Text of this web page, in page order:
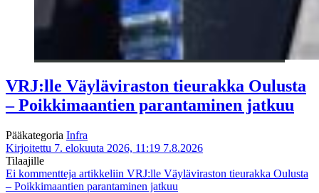
VRJ:lle Väyläviraston tieurakka Oulusta
– Poikkimaantien parantaminen jatkuu
Pääkategoria Infra
Kirjoitettu 7. elokuuta 2026, 11:19 7.8.2026
Tilaajille
Ei kommentteja artikkeliin VRJ:lle Väyläviraston tieurakka Oulusta
– Poikkimaantien parantaminen jatkuu